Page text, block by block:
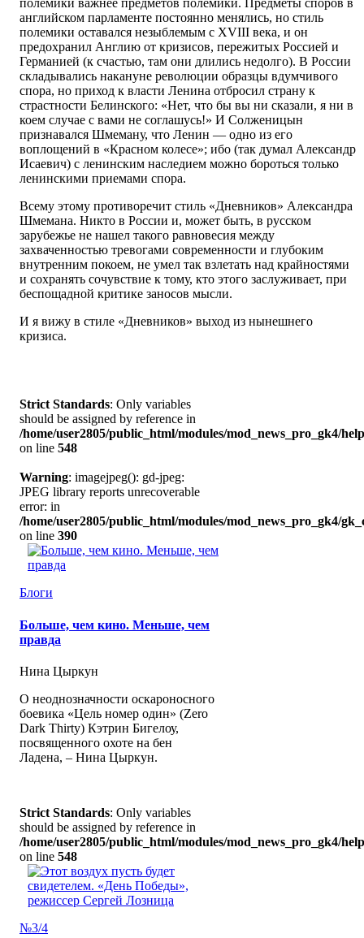
полемики важнее предметов полемики. Предметы споров в
английском парламенте постоянно менялись, но стиль
полемики оставался незыблемым с XVIII века, и он
предохранил Англию от кризисов, пережитых Россией и
Германией (к счастью, там они длились недолго). В России
складывались накануне революции образцы вдумчивого
спора, но приход к власти Ленина отбросил страну к
страстности Белинского: «Нет, что бы вы ни сказали, я ни в
коем случае с вами не соглашусь!» И Солженицын
признавался Шмеману, что Ленин — одно из его
воплощений в «Красном колесе»; ибо (так думал Александр
Исаевич) с ленинским наследием можно бороться только
ленинскими приемами спора.
Всему этому противоречит стиль «Дневников» Александра
Шмемана. Никто в России и, может быть, в русском
зарубежье не нашел такого равновесия между
захваченностью тревогами современности и глубоким
внутренним покоем, не умел так взлетать над крайностями
и сохранять сочувствие к тому, кто этого заслуживает, при
беспощадной критике заносов мысли.
И я вижу в стиле «Дневников» выход из нынешнего
кризиса.
Strict Standards: Only variables
should be assigned by reference in
/home/user2805/public_html/modules/mod_news_pro_gk4/
on line 548
Warning: imagejpeg(): gd-jpeg:
JPEG library reports unrecoverable
error: in
/home/user2805/public_html/modules/mod_news_pro_gk4/
on line 390
Блоги
Больше, чем кино. Меньше, чем
правда
Нина Цыркун
О неоднозначности оскароносного
боевика «Цель номер один» (Zero
Dark Thirty) Кэтрин Бигелоу,
посвященного охоте на бен
Ладена, – Нина Цыркун.
Strict Standards: Only variables
should be assigned by reference in
/home/user2805/public_html/modules/mod_news_pro_gk4/
on line 548
№3/4